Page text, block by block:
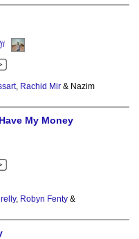
, Rachid Mir & Nazim
My Money
, Robyn Fenty &